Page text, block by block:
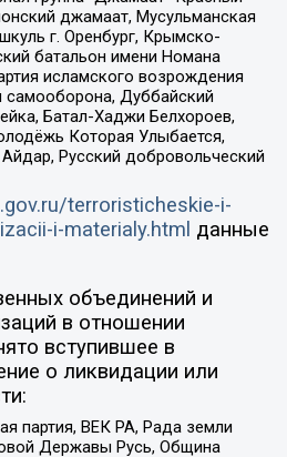
джамаат, Мусульманская
г. Оренбург, Крымско-
батальон имени Номана
исламского возрождения
самооборона, Дуббайский
Батал-Хаджи Белхороев,
Которая Улыбается,
Русский добровольческий
terroristicheskie-i-
i-materialy.html данные
объединений и
в отношении
вступившее в
о ликвидации или
партия, ВЕК РА, Рада земли
Державы Русь, Община